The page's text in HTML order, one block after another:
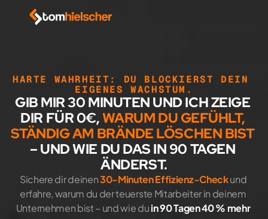
HARTE WAHRHEIT: DU BLOCKIERST DEIN
EIGENES WACHSTUM.
GIB MIR 30 MINUTEN UND ICH ZEIGE
DIR FÜR 0€, WARUM DU GEFÜHLT,
STÄNDIG AM BRÄNDE LÖSCHEN BIST
– UND WIE DU DAS IN 90 TAGEN
ÄNDERST.
Sichere dir deinen 30-Minuten Effizienz-Check und
erfahre, warum du der teuerste Mitarbeiter in deinem
Unternehmen bist – und wie du in 90 Tagen 40 % mehr